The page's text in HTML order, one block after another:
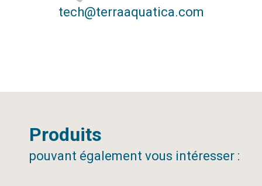
tech@terraaquatica.com
Produits
pouvant également vous intéresser :